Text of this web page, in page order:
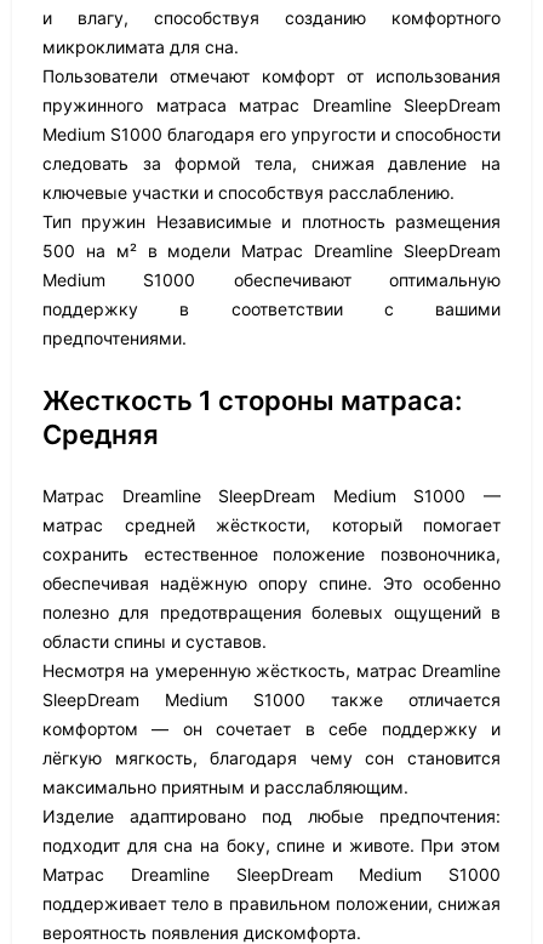
и влагу, способствуя созданию комфортного
микроклимата для сна.
Пользователи отмечают комфорт от использования
пружинного матраса матрас Dreamline SleepDream
Medium S1000 благодаря его упругости и способности
следовать за формой тела, снижая давление на
ключевые участки и способствуя расслаблению.
Тип пружин Независимые и плотность размещения
500 на м² в модели Матрас Dreamline SleepDream
Medium S1000 обеспечивают оптимальную
поддержку в соответствии с вашими
предпочтениями.
Жесткость 1 стороны матраса:
Средняя
Матрас Dreamline SleepDream Medium S1000 —
матрас средней жёсткости, который помогает
сохранить естественное положение позвоночника,
обеспечивая надёжную опору спине. Это особенно
полезно для предотвращения болевых ощущений в
области спины и суставов.
Несмотря на умеренную жёсткость, матрас Dreamline
SleepDream Medium S1000 также отличается
комфортом — он сочетает в себе поддержку и
лёгкую мягкость, благодаря чему сон становится
максимально приятным и расслабляющим.
Изделие адаптировано под любые предпочтения:
подходит для сна на боку, спине и животе. При этом
Матрас Dreamline SleepDream Medium S1000
поддерживает тело в правильном положении, снижая
вероятность появления дискомфорта.